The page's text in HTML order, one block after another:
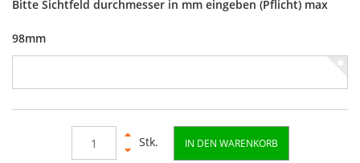
Bitte Sichtfeld durchmesser in mm eingeben (Pflicht) max
98mm
Stk. IN DEN WARENKORB